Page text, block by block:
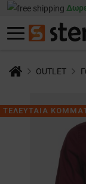
OUTLET
ΤΕΛΕΥΤΑΙΑ